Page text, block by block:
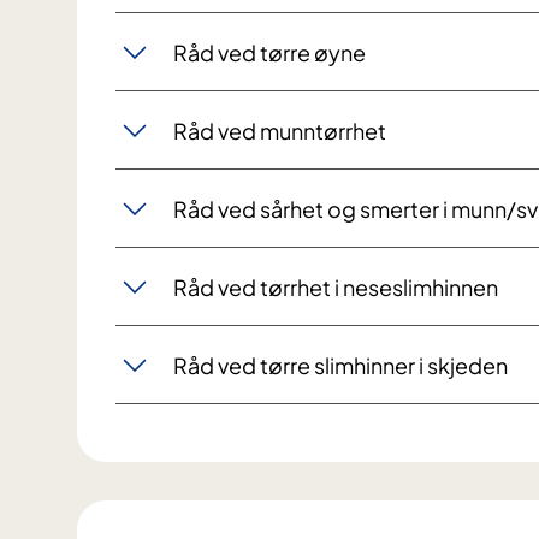
Råd ved tørre øyne
Råd ved munntørrhet
Råd ved sårhet og smerter i munn/
Råd ved tørrhet i neseslimhinnen
Råd ved tørre slimhinner i skjeden